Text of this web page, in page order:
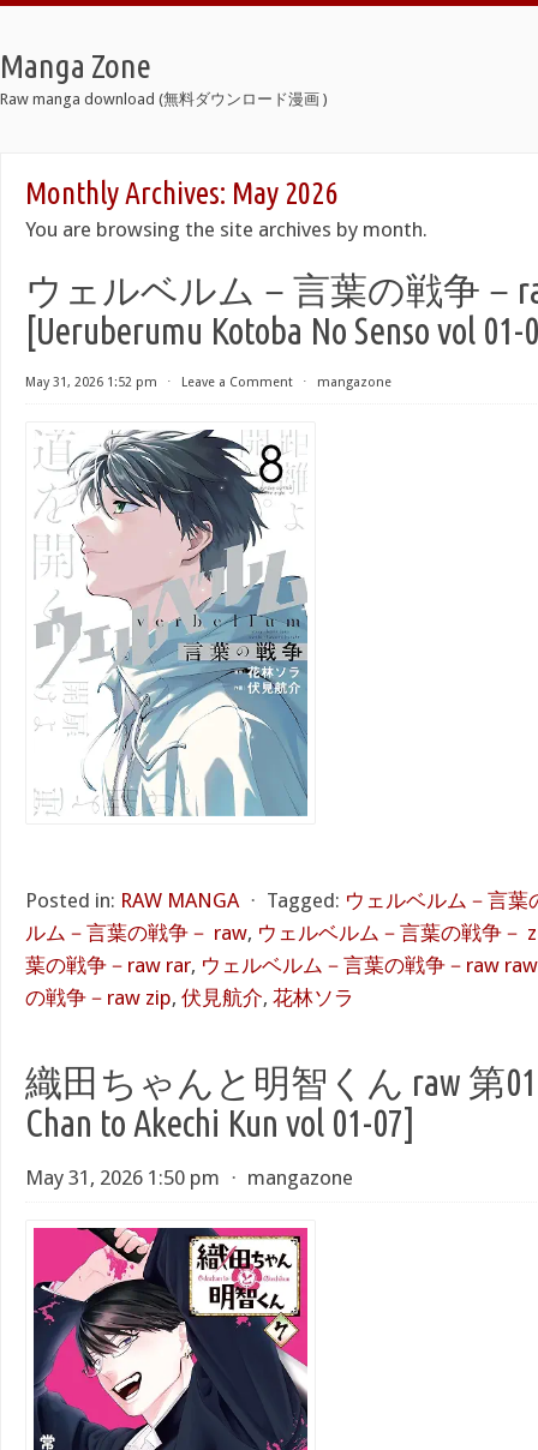
Manga Zone
Raw manga download (無料ダウンロード漫画 )
Monthly Archives: May 2026
You are browsing the site archives by month.
ウェルベルム－言葉の戦争－
[Ueruberumu Kotoba No Senso vol 01-
May 31, 2026 1:52 pm ⋅ Leave a Comment ⋅ mangazone
Posted in: RAW MANGA ⋅ Tagged: ウェルベルム－言葉
ルム－言葉の戦争－ raw, ウェルベルム－言葉の戦争－
葉の戦争－raw rar, ウェルベルム－言葉の戦争－raw raw
の戦争－raw zip, 伏見航介, 花林ソラ
織田ちゃんと明智くん raw 第
Chan to Akechi Kun vol 01-07]
May 31, 2026 1:50 pm ⋅ mangazone